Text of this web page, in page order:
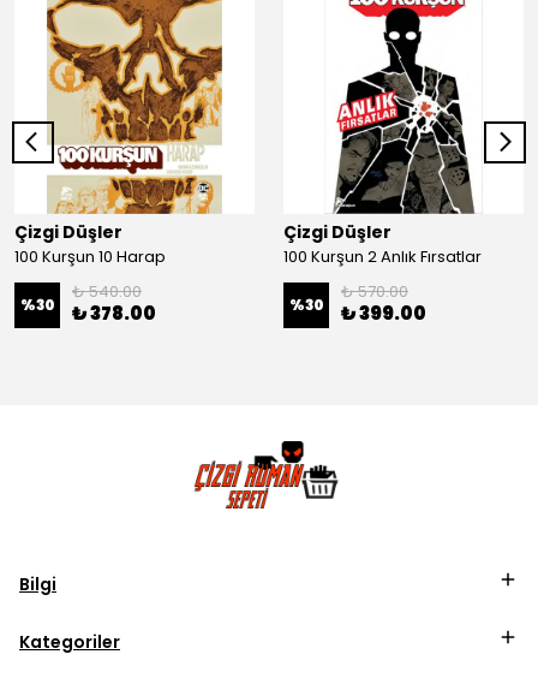
Çizgi Düşler
100 Kurşun 10 Harap
%30
₺ 540.00
₺ 378.00
Çizgi Düşler
100 Kurşun 2 Anlık Fırsatlar
%30
₺ 570.00
₺ 399.00
Bilgi
Kategoriler